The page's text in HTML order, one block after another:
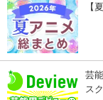
【
芸
ス